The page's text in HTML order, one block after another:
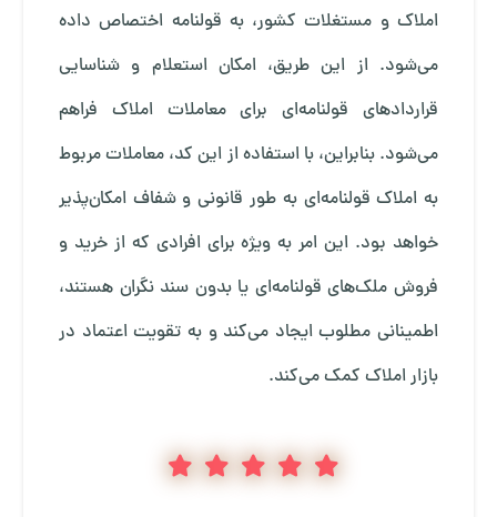
املاک و مستغلات کشور، به قولنامه اختصاص داده
می‌شود. از این طریق، امکان استعلام و شناسایی
قراردادهای قولنامه‌ای برای معاملات املاک فراهم
می‌شود. بنابراین، با استفاده از این کد، معاملات مربوط
به املاک قولنامه‌ای به ‌طور قانونی و شفاف امکان‌پذیر
خواهد بود. این امر به ‌ویژه برای افرادی که از خرید و
فروش ملک‌های قولنامه‌ای یا بدون سند نگران هستند،
اطمینانی مطلوب ایجاد می‌کند و به تقویت اعتماد در
بازار املاک کمک می‌کند.